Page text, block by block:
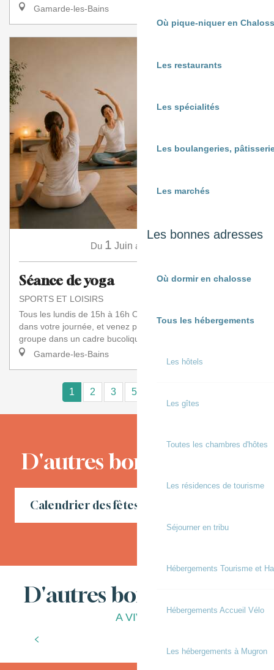
Où pique-niquer en
Les restaurants
Les spécialités
Les boulangeries,
Les marchés
Les bonnes adresses
Où dormir en chalosse
Tous les hébergements
Les hôtels
Les gîtes
Toutes les chambres d'hôtes
Les résidences de tourisme
Séjourner en tribu
Hébergements Tourisme et
Hébergements Accueil Vélo
Les hébergements à Mugron
Gamarde-les-Bains
Du 1 Juin au
Séance de yoga
SPORTS ET LOISIRS
Tous les lundis de 15h à 16h Offrez-vous une parenthèse
dans votre journée, et venez pratiquer le Hatha Yoga en petit
groupe dans un cadre bucolique....
Gamarde-les-Bains
1 2 3 5+
D'autres bons moments
Calendrier des fêtes locales en Chalosse
D'autres bonnes choses
A VIVRE
Le goût de la liberté